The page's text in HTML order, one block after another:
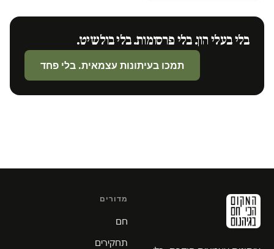
בלי בעלי הון. בלי פרסומות. בלי בולשיט.
תמכו בעיתונות עצמאית. בלי פחד
מדורים
חם
תחקירים